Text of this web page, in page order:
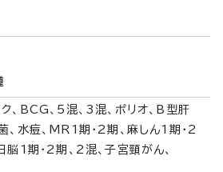
ク、BCG、5混、3混、ポリオ、B型肝
、水痘、MR1期・2期、麻しん1期・2
脳1期・2期、2混、子宮頸がん、